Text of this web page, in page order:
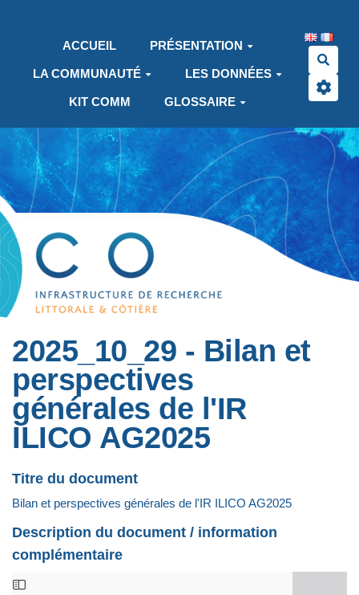
ACCUEIL
PRÉSENTATION
LA COMMUNAUTÉ LES DONNÉES
KIT COMM GLOSSAIRE
2025_10_29 - Bilan et
perspectives
générales de l'IR
ILICO AG2025
Titre du document
Bilan et perspectives générales de l'IR ILICO AG2025
Description du document / information
complémentaire